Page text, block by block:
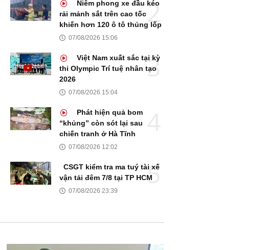
Niêm phong xe đầu kéo
rải mảnh sắt trên cao tốc
khiến hơn 120 ô tô thủng lốp
07/08/2026 15:06
Việt Nam xuất sắc tại kỳ
thi Olympic Trí tuệ nhân tạo
2026
07/08/2026 15:04
Phát hiện quả bom
“khủng” còn sót lại sau
chiến tranh ở Hà Tĩnh
07/08/2026 12:02
CSGT kiểm tra ma tuý tài xế
vận tải đêm 7/8 tại TP HCM
07/08/2026 23:39